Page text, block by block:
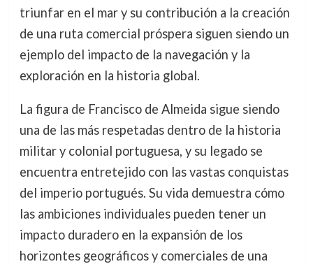
triunfar en el mar y su contribución a la creación
de una ruta comercial próspera siguen siendo un
ejemplo del impacto de la navegación y la
exploración en la historia global.
La figura de Francisco de Almeida sigue siendo
una de las más respetadas dentro de la historia
militar y colonial portuguesa, y su legado se
encuentra entretejido con las vastas conquistas
del imperio portugués. Su vida demuestra cómo
las ambiciones individuales pueden tener un
impacto duradero en la expansión de los
horizontes geográficos y comerciales de una